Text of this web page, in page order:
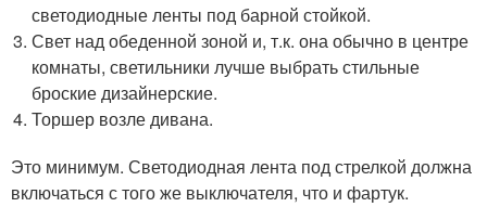
светодиодные ленты под барной стойкой.
Свет над обеденной зоной и, т.к. она обычно в центре
комнаты, светильники лучше выбрать стильные
броские дизайнерские.
Торшер возле дивана.
Это минимум. Светодиодная лента под стрелкой должна
включаться с того же выключателя, что и фартук.